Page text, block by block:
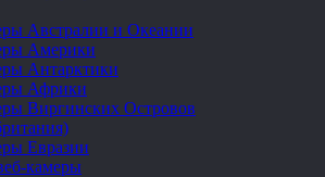
Австралии и Океании
Америки
Антарктики
Африки
Виргинских Островов
Евразии
камеры